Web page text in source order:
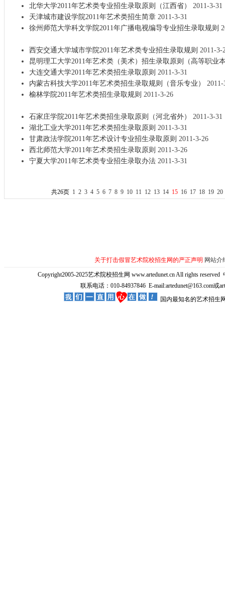
北华大学2011年艺术类专业招生录取原则（江西省）
2011-3-31
天津城市建设学院2011年艺术类招生简章2011-3-31
徐州师范大学科文学院2011年广播电视编导专业招生录取规则
西安交通大学城市学院2011年艺术类专业招生录取规则 2011-3-
昆明理工大学2011年艺术类（美术）招生录取原则（高等职业
大连交通大学2011年艺术类招生录取原则 2011-3-31
内蒙古科技大学2011年艺术类招生录取规则（音乐专业）
2011-
榆林学院2011年艺术类招生录取规则 2011-3-26
石家庄学院2011年艺术类招生录取原则（河北省外）
2011-3-31
湖北工业大学2011年艺术类招生录取原则 2011-3-31
甘肃政法学院2011年艺术设计专业招生录取原则 2011-3-26
西北师范大学2011年艺术类招生录取原则 2011-3-26
宁夏大学2011年艺术类专业招生录取办法2011-3-31
共26页 1 2 3 4 5 6 7 8 9 10 11 12 13 14 15 16 17 18 19 20
关于打击假冒艺术院校招生网的严正声明 网站介
Copyright2005-2025艺术院校招生网 www.artedunet.cn All rights reserved
联系电话：010-84937846 E-mail:artedunet@163.com或
国内最知名的艺术招生